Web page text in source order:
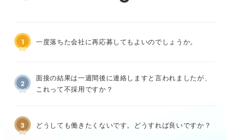
1 一度落ちた会社に再応募してもよいのでしょうか。
2
面接の結果は一週間後に連絡しますと言われましたが、
これって不採用ですか？
3 どうしても働きたくないです。どうすれば良いですか？